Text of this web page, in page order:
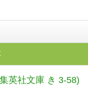
英社文庫 き 3-58)